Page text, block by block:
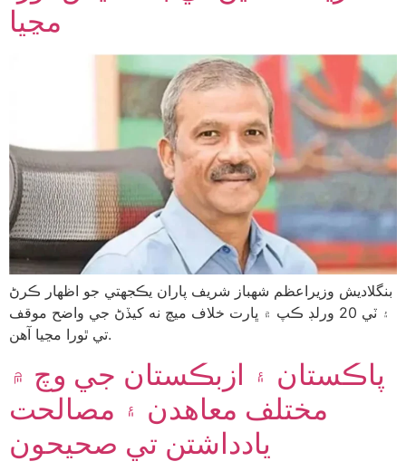
مڃيا
بنگلاديش وزيراعظم شهباز شريف پاران يڪجهتي جو اظهار ڪرڻ
۽ ٽي 20 ورلڊ ڪپ ۾ ڀارت خلاف ميچ نه کيڏڻ جي واضح موقف
تي ٿورا مڃيا آهن.
پاڪستان ۽ ازبڪستان جي وچ ۾
مختلف معاهدن ۽ مصالحت
يادداشتن تي صحيحون